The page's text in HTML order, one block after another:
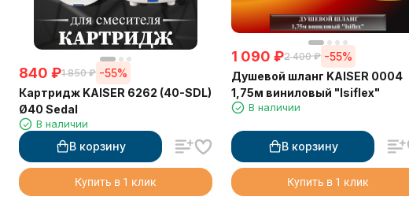
840 ₽1 850 ₽ -55%
Картридж KAISER 6262 (40-SDL)
Ø40 Sedal
В наличии
В корзину
Купить в 1 клик
1 090 ₽2 400 ₽ -55%
Душевой шланг KAISER 0004
1,75м виниловый "Isiflex"
В наличии
В корзину
Купить в 1 клик